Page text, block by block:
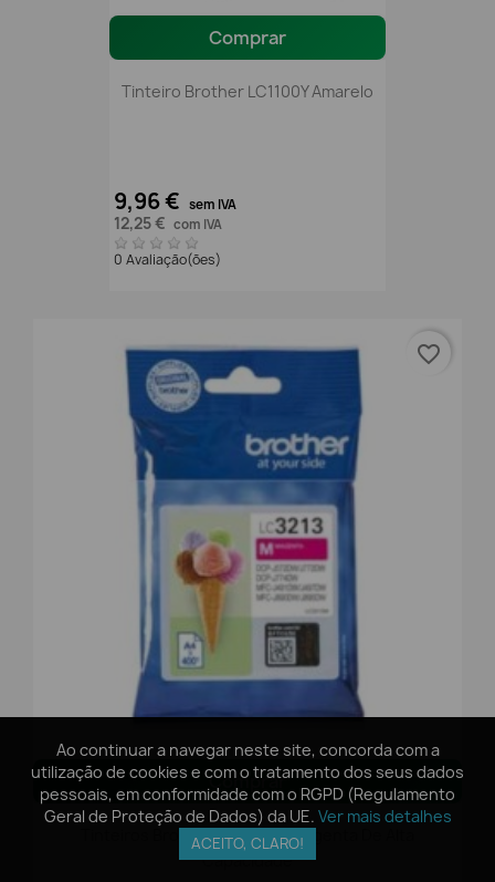
Ao continuar a navegar neste site, concorda com a
utilização de cookies e com o tratamento dos seus dados
pessoais, em conformidade com o RGPD (Regulamento
Geral de Proteção de Dados) da UE. Ver mais detalhes
ACEITO, CLARO!
Comprar
Tinteiro Brother LC1100Y Amarelo
9,96 € sem IVA
12,25 € com IVA
0 Avaliação(ões)
Comprar
Tinteiros Brother LC-3213M Magenta De Alta
Capacidade
favorite_border
Ao continuar a navegar neste site, concorda com a
utilização de cookies e com o tratamento dos seus dados
pessoais, em conformidade com o RGPD (Regulamento
Geral de Proteção de Dados) da UE. Ver mais detalhes
ACEITO, CLARO!